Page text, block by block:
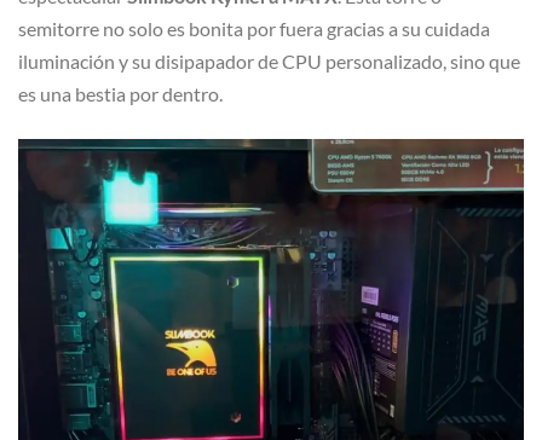
semitorre no solo es bonita por fuera gracias a su cuidada
iluminación y su disipapador de CPU personalizado, sino que
es una bestia por dentro.